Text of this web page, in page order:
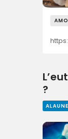
?
ALAUNE